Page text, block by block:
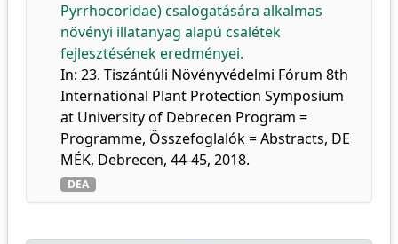
Pyrrhocoridae) csalogatására alkalmas
növényi illatanyag alapú csalétek
fejlesztésének eredményei.
In: 23. Tiszántúli Növényvédelmi Fórum 8th
International Plant Protection Symposium
at University of Debrecen Program =
Programme, Összefoglalók = Abstracts, DE
MÉK, Debrecen, 44-45, 2018.
DEA